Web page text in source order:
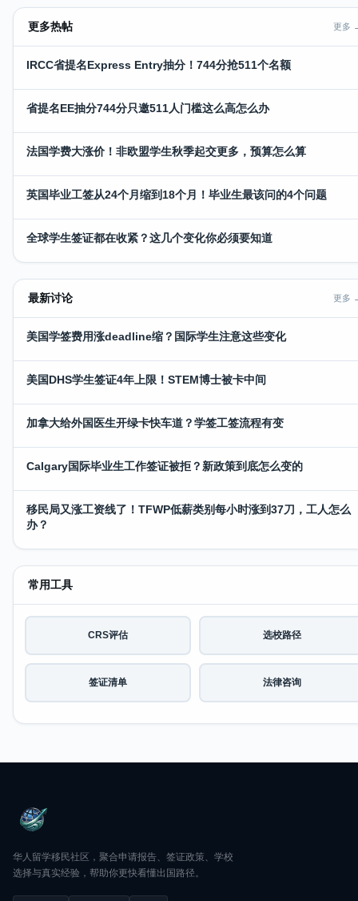
更多热帖 更多
IRCC省提名Express Entry抽分！744分抢511个名额
省提名EE抽分744分只邀511人门槛这么高怎么办
法国学费大涨价！非欧盟学生秋季起交更多，预算怎么算
英国毕业工签从24个月缩到18个月！毕业生最该问的4个问题
全球学生签证都在收紧？这几个变化你必须要知道
最新讨论 更多
美国学签费用涨deadline缩？国际学生注意这些变化
美国DHS学生签证4年上限！STEM博士被卡中间
加拿大给外国医生开绿卡快车道？学签工签流程有变
Calgary国际毕业生工作签证被拒？新政策到底怎么变的
移民局又涨工资线了！TFWP低薪类别每小时涨到37刀，工人怎么
办？
常用工具
CRS评估 选校路径
签证清单 法律咨询
华人留学移民社区，聚合申请报告、签证政策、学校
选择与真实经验，帮助你更快看懂出国路径。